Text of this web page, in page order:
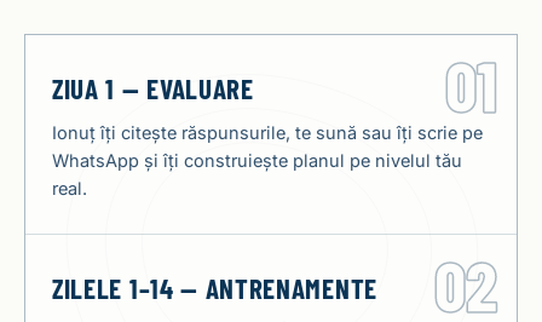
01
ZIUA 1 — EVALUARE
Ionuț îți citește răspunsurile, te sună sau îți scrie pe
WhatsApp și îți construiește planul pe nivelul tău
real.
02
ZILELE 1–14 — ANTRENAMENTE